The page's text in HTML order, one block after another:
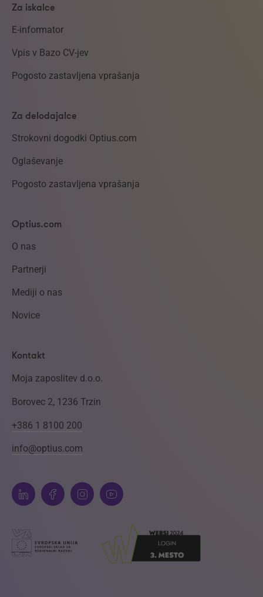
Za iskalce
E-informator
Vpis v Bazo CV-jev
Pogosto zastavljena vprašanja
Za delodajalce
Strokovni dogodki Optius.com
Oglaševanje
Pogosto zastavljena vprašanja
Optius.com
O nas
Partnerji
Mediji o nas
Novice
Kontakt
Moja zaposlitev d.o.o.
Borovec 2, 1236 Trzin
+386 1 8100 200
info@optius.com